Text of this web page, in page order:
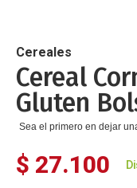
de
la
galería
de
imágenes
Cereales
Cereal
Gluten
Sea el primero en dejar
$ 27.100